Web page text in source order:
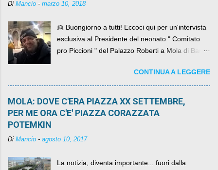
Di Mancio - marzo 10, 2018
👱 Buongiorno a tutti! Eccoci qui per un'intervista
esclusiva al Presidente del neonato " Comitato
pro Piccioni " del Palazzo Roberti a Mola di Bari ,
come definirlo... signor?....CONTINUA A LEGGERE
MOLA: DOVE C'ERA PIAZZA XX SETTEMBRE,
PER ME ORA C'E' PIAZZA CORAZZATA
POTEMKIN
Di Mancio - agosto 10, 2017
La notizia, diventa importante... fuori dalla